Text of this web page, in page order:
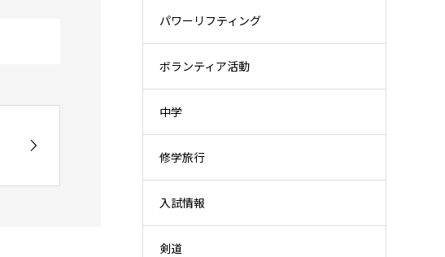
パワーリフティング
ボランティア活動
中学
修学旅行
入試情報
剣道